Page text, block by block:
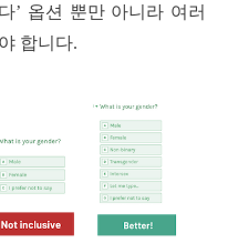
’ 옵션 뿐만 아니라 여러
합니다.